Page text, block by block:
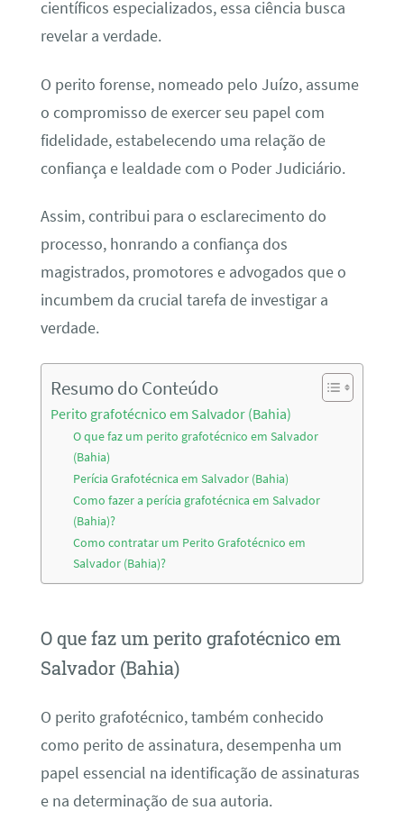
científicos especializados, essa ciência busca
revelar a verdade.
O perito forense, nomeado pelo Juízo, assume
o compromisso de exercer seu papel com
fidelidade, estabelecendo uma relação de
confiança e lealdade com o Poder Judiciário.
Assim, contribui para o esclarecimento do
processo, honrando a confiança dos
magistrados, promotores e advogados que o
incumbem da crucial tarefa de investigar a
verdade.
Resumo do Conteúdo
Perito grafotécnico em Salvador (Bahia)
O que faz um perito grafotécnico em Salvador
(Bahia)
Perícia Grafotécnica em Salvador (Bahia)
Como fazer a perícia grafotécnica em Salvador
(Bahia)?
Como contratar um Perito Grafotécnico em
Salvador (Bahia)?
O que faz um perito grafotécnico em
Salvador (Bahia)
O perito grafotécnico, também conhecido
como perito de assinatura, desempenha um
papel essencial na identificação de assinaturas
e na determinação de sua autoria.